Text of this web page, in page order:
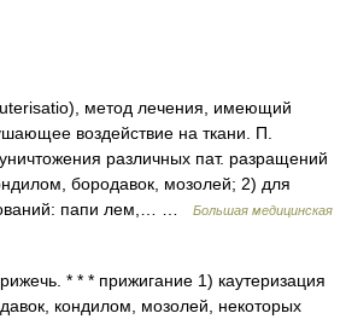
метод лечения, имеющий
воздействие на ткани. П.
различных пат. разращений
бородавок, мозолей; 2) для
папи лем,… …
Большая медицинская
* * * прижигание 1) каутеризация
кондилом, мозолей, некоторых